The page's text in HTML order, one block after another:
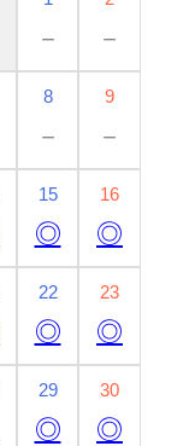
－ －
8
－
9
－
15
◎
16
◎
22
◎
23
◎
29
◎
30
◎